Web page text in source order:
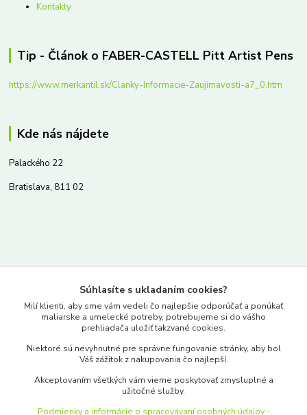
Kontakty
Tip - Článok o FABER-CASTELL Pitt Artist Pens
https://www.merkantil.sk/Clanky-Informacie-Zaujimavosti-a7_0.htm
Kde nás nájdete
Palackého 22
Bratislava, 811 02
www.merkantil.sk
Pondelok-Piatok: 9.00-17.00hod.
objednavky@merkantil-obchod.sk
Súhlasíte s ukladaním cookies?
Milí klienti, aby sme vám vedeli čo najlepšie odporúčať a ponúkať
maliarske a umelecké potreby, potrebujeme si do vášho
prehliadača uložiť takzvané cookies.
Niektoré sú nevyhnutné pre správne fungovanie stránky, aby bol
Váš zážitok z nakupovania čo najlepší.
Akceptovaním všetkých vám vieme poskytovať zmysluplné a
užitočné služby.
Podmienky a informácie o spracovávaní osobných údajov -